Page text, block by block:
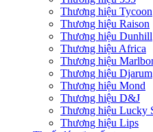
Thương hiệu Tycoon
Thương hiệu Raison
Thương hiệu Dunhill
Thương hiệu Africa
Thương hiệu
Thương hiệu Djarum
Thương hiệu Mond
Thương hiệu D&J
Thương hiệu Lucky
Thương hiệu Lips